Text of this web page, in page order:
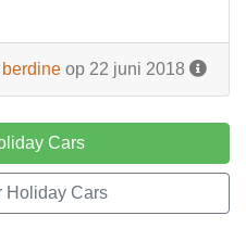
berdine op 22 juni 2018
Cars
Holiday Cars